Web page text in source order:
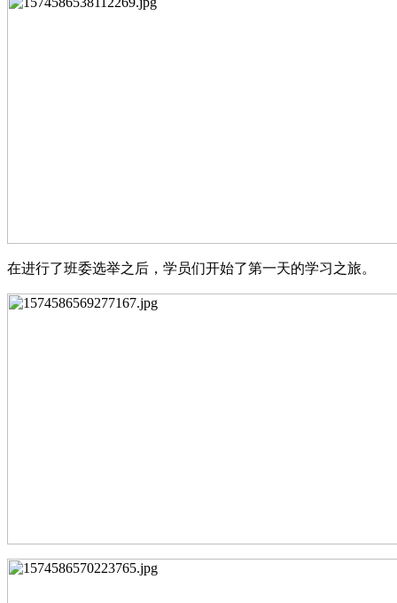
在进行了班委选举之后，学员们开始了第一天的学习之旅。